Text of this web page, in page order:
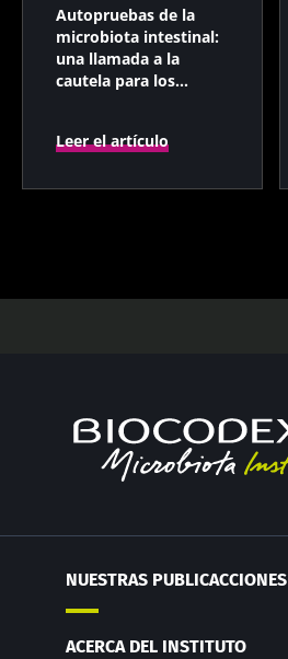
Autopruebas de la
microbiota intestinal:
una llamada a la
cautela para los
Leer el artículo
NUESTRAS PUBLICACCIONES
ACERCA DEL INSTITUTO